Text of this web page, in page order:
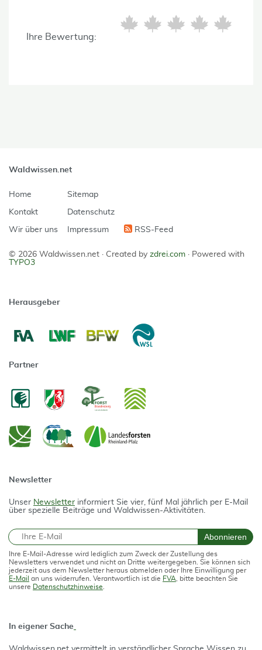
Ihre Bewertung:
Waldwissen.net
Home
Kontakt
Wir über uns
Sitemap
Datenschutz
Impressum RSS-Feed
© 2026 Waldwissen.net · Created by zdrei.com · Powered with
TYPO3
Herausgeber
Partner
Newsletter
Unser Newsletter informiert Sie vier, fünf Mal jährlich per E-Mail
über spezielle Beiträge und Waldwissen-Aktivitäten.
E-Mail Abonnieren
Ihre E-Mail-Adresse wird lediglich zum Zweck der Zustellung des
Newsletters verwendet und nicht an Dritte weitergegeben. Sie können sich
jederzeit aus dem Newsletter heraus abmelden oder Ihre Einwilligung per
E-Mail an uns widerrufen. Verantwortlich ist die FVA , bitte beachten Sie
unsere Datenschutzhinweise
In eigener Sache